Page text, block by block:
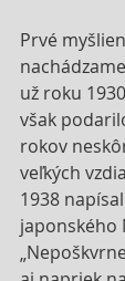
Prvé
už roku
však
rokov
veľkých
1938
japonského